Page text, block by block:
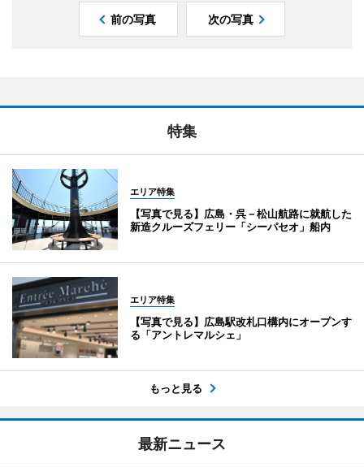
前の写真 次の写真
特集
エリア特集
【写真で見る】広島・呉－松山航路に就航した
新造クルーズフェリー「シーパセオ」船内
エリア特集
【写真で見る】広島駅改札口構内にオープンす
る「アントレマルシェ」
もっと見る
最新ニュース